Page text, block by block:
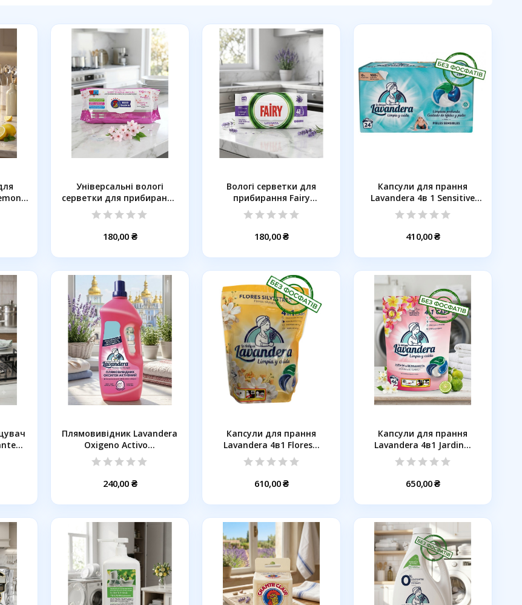
Універсальні вологі
серветки для прибирання
Red...
180,00 ₴
Вологі серветки для
прибирання Fairy
Лаванда,...
180,00 ₴
Капсули для прання
Lavandera 4в 1 Sensitive
для...
410,00 ₴
Плямовивідник Lavandera
Oxigeno Activo...
240,00 ₴
Капсули для прання
Lavandera 4в1 Flores...
610,00 ₴
Капсули для прання
Lavandera 4в1 Jardin...
650,00 ₴